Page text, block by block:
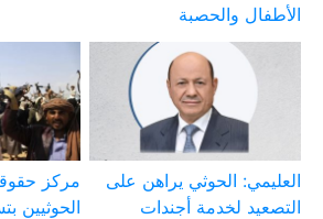
الأطفال والحصبة
العليمي: الحوثي يراهن على
التصعيد لخدمة أجندات
مركز
الحوثيين